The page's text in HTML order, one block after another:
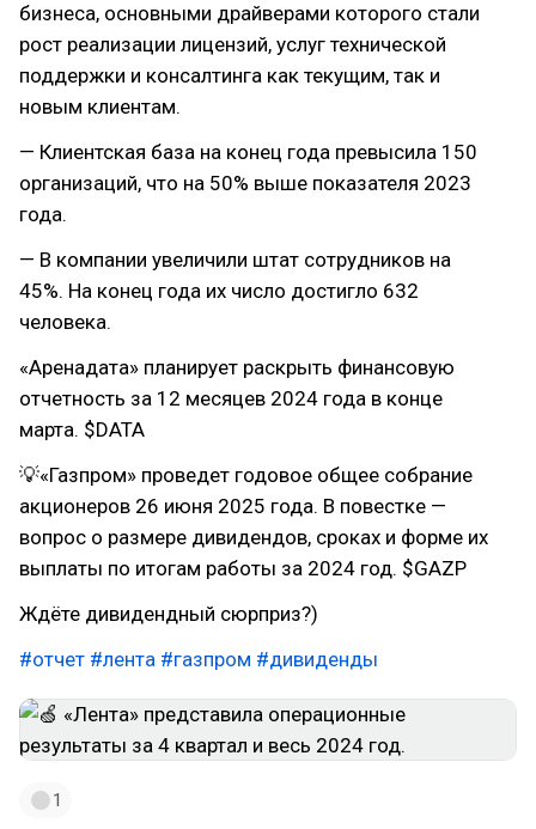
бизнеса, основными драйверами которого стали
рост реализации лицензий, услуг технической
поддержки и консалтинга как текущим, так и
новым клиентам.
— Клиентская база на конец года превысила 150
организаций, что на 50% выше показателя 2023
года.
— В компании увеличили штат сотрудников на
45%. На конец года их число достигло 632
человека.
«Аренадата» планирует раскрыть финансовую
отчетность за 12 месяцев 2024 года в конце
марта. $DATA
💡«Газпром» проведет годовое общее собрание
акционеров 26 июня 2025 года. В повестке —
вопрос о размере дивидендов, сроках и форме их
выплаты по итогам работы за 2024 год. $GAZP
Ждёте дивидендный сюрприз?)
#отчет #лента #газпром #дивиденды
1